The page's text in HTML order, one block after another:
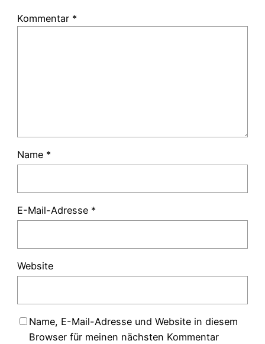
Kommentar *
Name *
E-Mail-Adresse *
Website
Name, E-Mail-Adresse und Website in diesem
Browser für meinen nächsten Kommentar